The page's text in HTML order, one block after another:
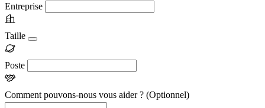
Entreprise
Taille
Poste
Comment pouvons-nous vous aider ? (Optionnel)